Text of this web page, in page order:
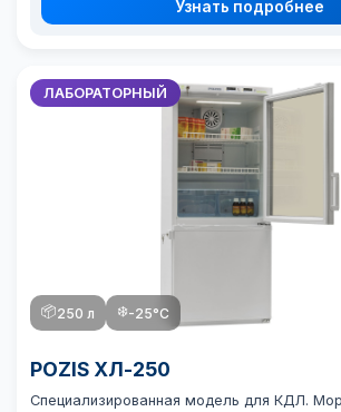
Узнать подробнее
ЛАБОРАТОРНЫЙ
📦250 л ❄️-25°C
POZIS ХЛ-250
Специализированная модель для КДЛ.